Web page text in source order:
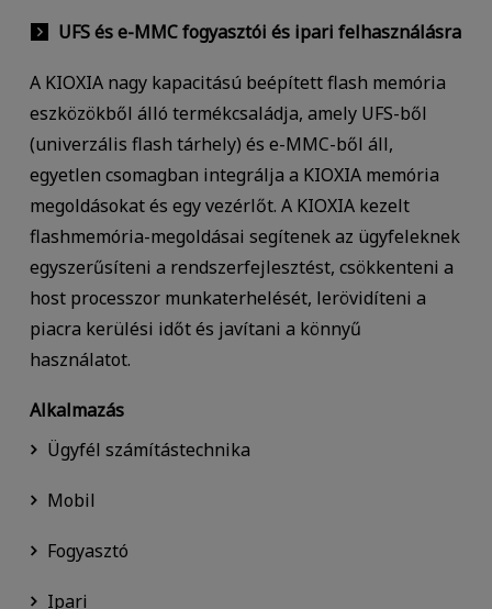
UFS és e-MMC fogyasztói és ipari felhasználásra
A KIOXIA nagy kapacitású beépített flash memória
eszközökből álló termékcsaládja, amely UFS-ből
(univerzális flash tárhely) és e-MMC-ből áll,
egyetlen csomagban integrálja a KIOXIA memória
megoldásokat és egy vezérlőt. A KIOXIA kezelt
flashmemória-megoldásai segítenek az ügyfeleknek
egyszerűsíteni a rendszerfejlesztést, csökkenteni a
host processzor munkaterhelését, lerövidíteni a
piacra kerülési időt és javítani a könnyű
használatot.
Alkalmazás
Ügyfél számítástechnika
Mobil
Fogyasztó
Ipari